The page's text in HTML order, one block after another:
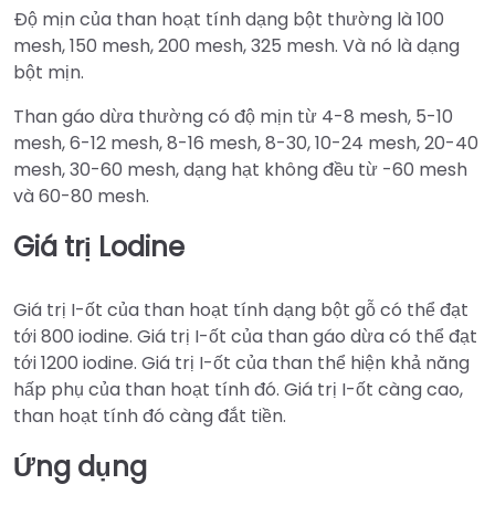
Độ mịn của than hoạt tính dạng bột thường là 100
mesh, 150 mesh, 200 mesh, 325 mesh. Và nó là dạng
bột mịn.
Than gáo dừa thường có độ mịn từ 4-8 mesh, 5-10
mesh, 6-12 mesh, 8-16 mesh, 8-30, 10-24 mesh, 20-40
mesh, 30-60 mesh, dạng hạt không đều từ -60 mesh
và 60-80 mesh.
Giá trị Lodine
Giá trị I-ốt của than hoạt tính dạng bột gỗ có thể đạt
tới 800 iodine. Giá trị I-ốt của than gáo dừa có thể đạt
tới 1200 iodine. Giá trị I-ốt của than thể hiện khả năng
hấp phụ của than hoạt tính đó. Giá trị I-ốt càng cao,
than hoạt tính đó càng đắt tiền.
Ứng dụng